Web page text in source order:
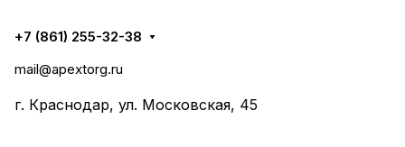
+7 (861) 255-32-38
mail@apextorg.ru
г. Краснодар, ул. Московская, 45